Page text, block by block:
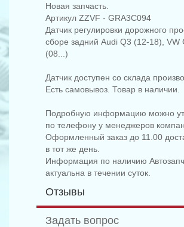
Новая запчасть.
Артикул ZZVF - GRA3C094
Датчик регулировки дорожного
сборе задний Audi Q3 (12-18), VW
(08...)
Датчик доступен со склада
Есть самовывоз. Товар в наличии.
Подробную информацию можно
по телефону у менеджеров
Оформленный заказ до 11.00
в тот же день.
Информация по наличию
актуальна в течении суток.
Отзывы
Задать вопрос